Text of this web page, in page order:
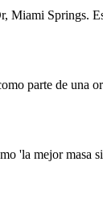
Springs.
parte de una
'la mejor masa